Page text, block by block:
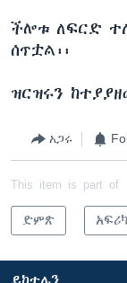
ችሎቱ ለፍርድ
ሰጥቷል፡፡
ዝርዝሩን
አጋሩ
This item is part of
ድምጽ አፍሪካ